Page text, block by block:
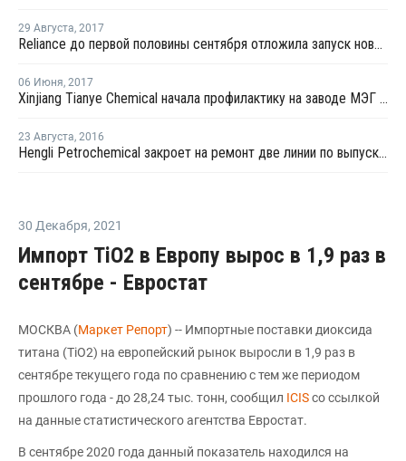
29 Августа, 2017
Reliance до первой половины сентября отложила запуск нового завода МЭГ в Джамнагаре
06 Июня, 2017
Xinjiang Tianye Chemical начала профилактику на заводе МЭГ в Китае
23 Августа, 2016
Hengli Petrochemical закроет на ремонт две линии по выпуску ТФК в сентябре-октябре
30 Декабря, 2021
Импорт TiO2 в Европу вырос в 1,9 раз в
сентябре - Евростат
МОСКВА (Маркет Репорт) -- Импортные поставки диоксида
титана (TiO2) на европейский рынок выросли в 1,9 раз в
сентябре текущего года по сравнению с тем же периодом
прошлого года - до 28,24 тыс. тонн, сообщил ICISсо ссылкой
на данные статистического агентства Евростат.
В сентябре 2020 года данный показатель находился на